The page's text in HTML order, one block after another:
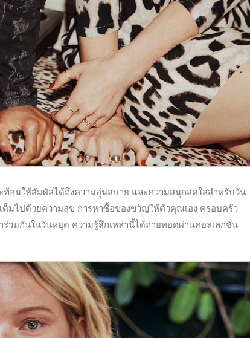
อนให้สัมผัสได้ถึงความอุ่นสบาย และความสนุกสดใสสำหรับวัน
ต็มไปด้วยความสุข การหาซื้อของขวัญให้ตัวคุณเอง ครอบครัว
วมกันในวันหยุด ความรู้สึกเหล่านี้ได้ถ่ายทอดผ่านคอลเลกชั่น